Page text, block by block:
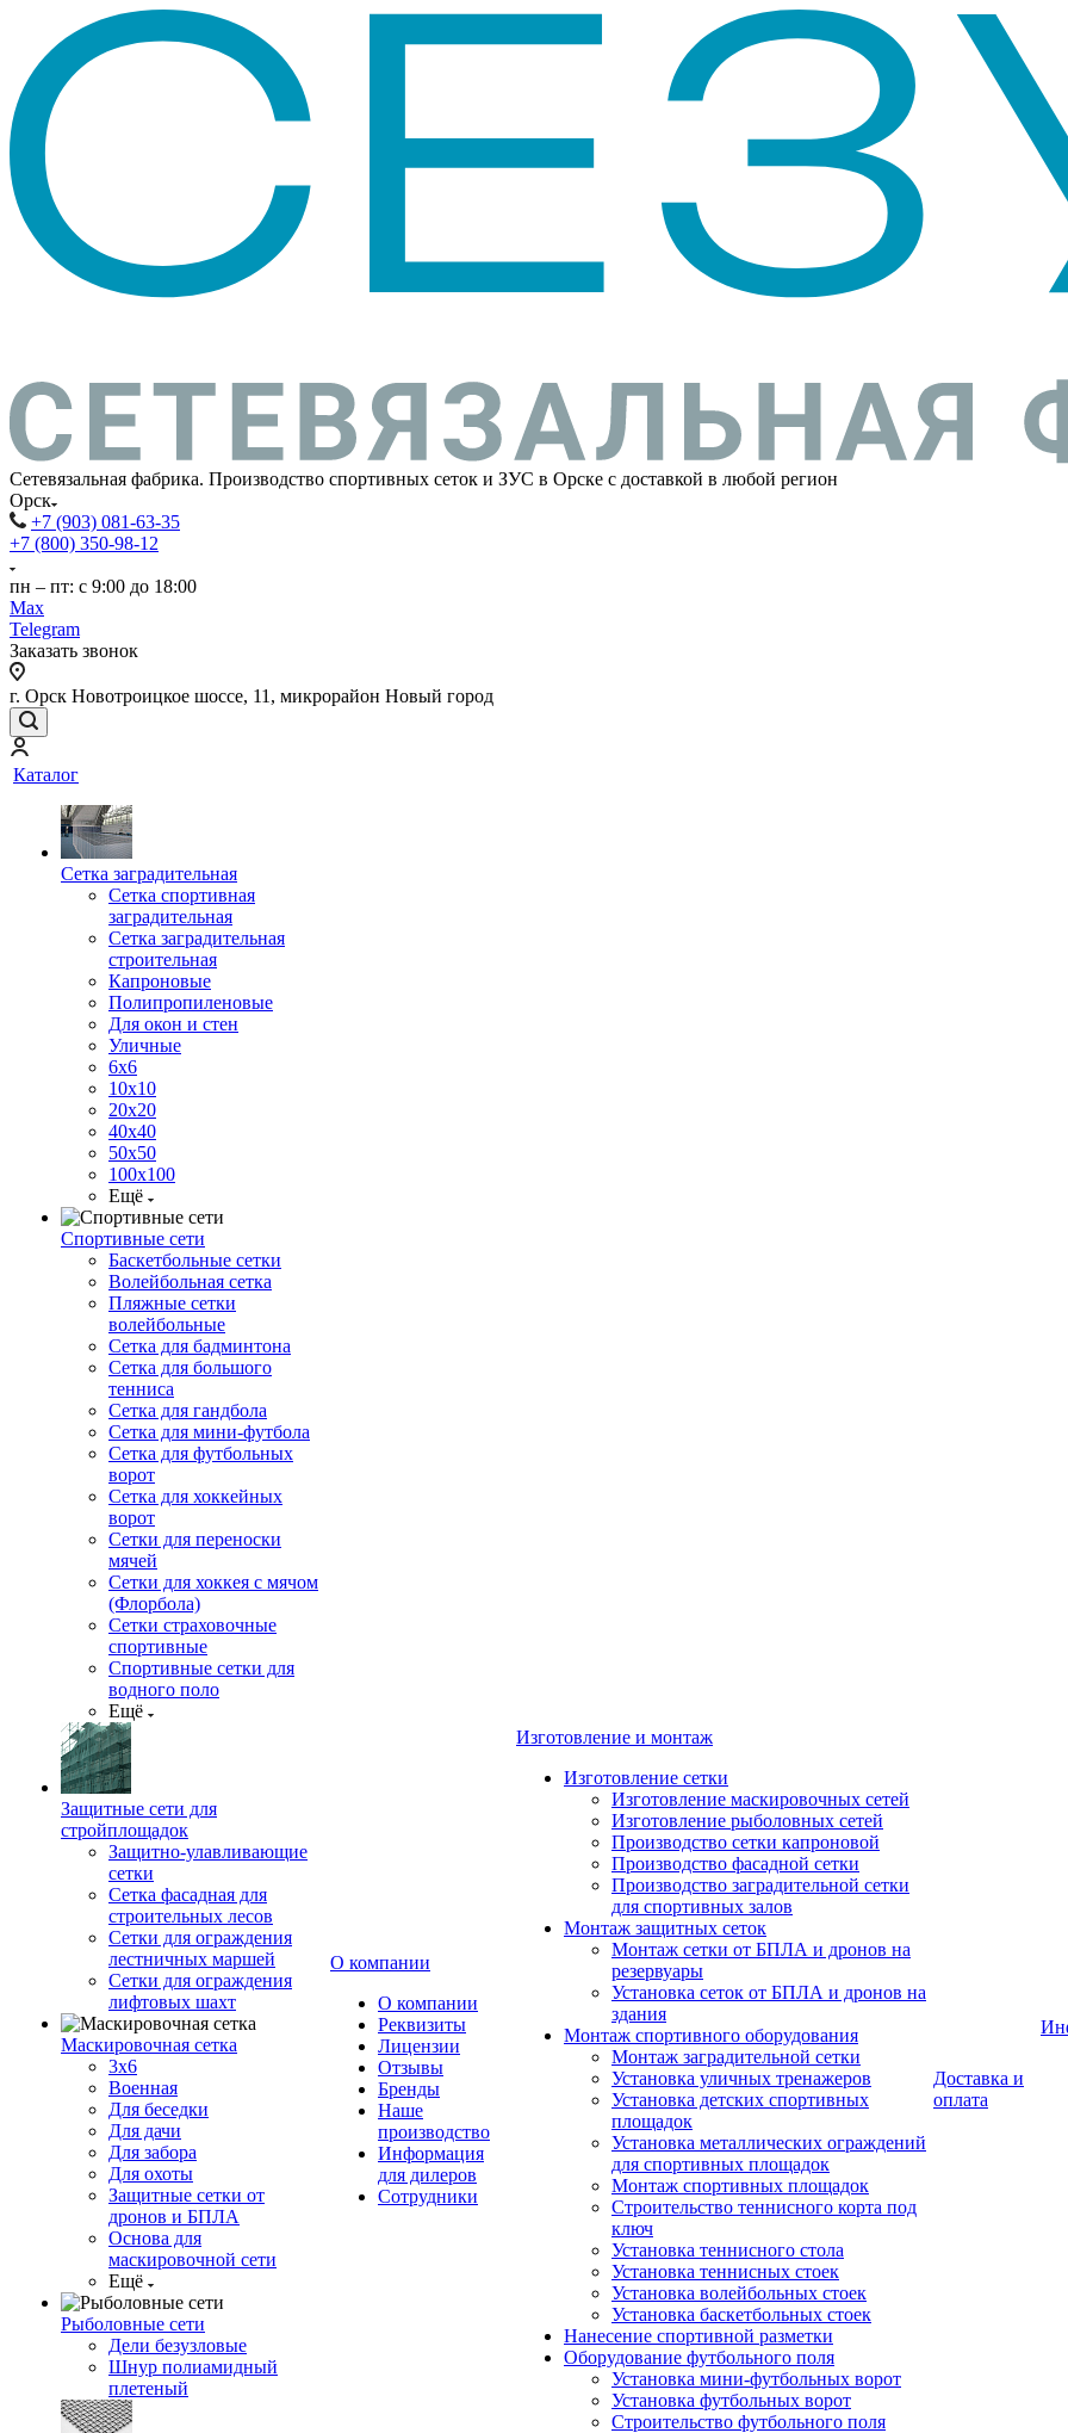
Сетевязальная фабрика. Производство спортивных сеток и ЗУС в Орске с доставкой в любой регион
Орск
+7 (903) 081-63-35
+7 (800) 350-98-12
пн – пт: с 9:00 до 18:00
Max
Telegram
Заказать звонок
г. Орск Новотроицкое шоссе, 11, микрорайон Новый город
Каталог
Сетка заградительная
Сетка спортивная
заградительная
Сетка заградительная
строительная
Капроновые
Полипропиленовые
Для окон и стен
Уличные
6х6
10х10
20х20
40х40
50х50
100х100
Ещё
Спортивные сети
Баскетбольные сетки
Волейбольная сетка
Пляжные сетки
волейбольные
Сетка для бадминтона
Сетка для большого
тенниса
Сетка для гандбола
Сетка для мини-футбола
Сетка для футбольных
ворот
Сетка для хоккейных
ворот
Сетки для переноски
мячей
Сетки для хоккея с мячом
(Флорбола)
Сетки страховочные
спортивные
Спортивные сетки для
водного поло
Ещё
Защитные сети для
стройплощадок
Защитно-улавливающие
сетки
Сетка фасадная для
строительных лесов
Сетки для ограждения
лестничных маршей
Сетки для ограждения
лифтовых шахт
Маскировочная сетка
3х6
Военная
Для беседки
Для дачи
Для забора
Для охоты
Защитные сетки от
дронов и БПЛА
Основа для
маскировочной сети
Ещё
Рыболовные сети
Дели безузловые
Шнур полиамидный
плетеный
О компании
О компании
Реквизиты
Лицензии
Отзывы
Бренды
Наше
производство
Информация
для дилеров
Сотрудники
Изготовление и монтаж
Изготовление сетки
Изготовление маскировочных сетей
Изготовление рыболовных сетей
Производство сетки капроновой
Производство фасадной сетки
Производство заградительной сетки
для спортивных залов
Монтаж защитных сеток
Монтаж сетки от БПЛА и дронов на
резервуары
Установка сеток от БПЛА и дронов на
здания
Монтаж спортивного оборудования
Монтаж заградительной сетки
Установка уличных тренажеров
Установка детских спортивных
площадок
Установка металлических ограждений
для спортивных площадок
Монтаж спортивных площадок
Строительство теннисного корта под
ключ
Установка теннисного стола
Установка теннисных стоек
Установка волейбольных стоек
Установка баскетбольных стоек
Нанесение спортивной разметки
Оборудование футбольного поля
Установка мини-футбольных ворот
Установка футбольных ворот
Строительство футбольного поля
Доставка и
оплата